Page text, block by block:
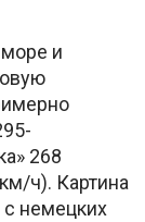
море и
268
ч). Картина
с немецких